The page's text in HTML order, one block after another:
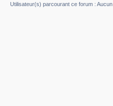
Utilisateur(s) parcourant ce forum :